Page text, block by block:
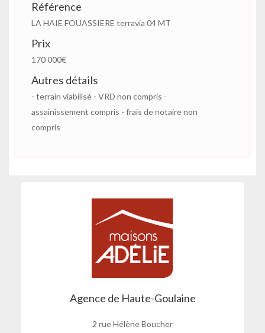
Référence
LA HAIE FOUASSIERE terravia 04 MT
Prix
170 000€
Autres détails
- terrain viabilisé - VRD non compris -
assainissement compris - frais de notaire non
compris
Agence de Haute-Goulaine
2 rue Hélène Boucher